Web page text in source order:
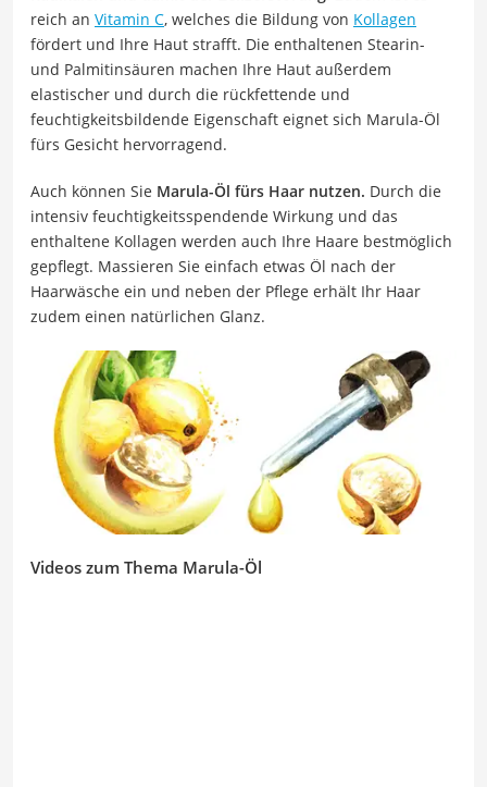
reich an Vitamin C, welches die Bildung von Kollagen
fördert und Ihre Haut strafft. Die enthaltenen Stearin-
und Palmitinsäuren machen Ihre Haut außerdem
elastischer und durch die rückfettende und
feuchtigkeitsbildende Eigenschaft eignet sich Marula-Öl
fürs Gesicht hervorragend.
Auch können Sie Marula-Öl fürs Haar nutzen. Durch die
intensiv feuchtigkeitsspendende Wirkung und das
enthaltene Kollagen werden auch Ihre Haare bestmöglich
gepflegt. Massieren Sie einfach etwas Öl nach der
Haarwäsche ein und neben der Pflege erhält Ihr Haar
zudem einen natürlichen Glanz.
Videos zum Thema Marula-Öl